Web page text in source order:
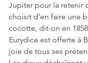
Jupiter pour la retenir
choisit d’en faire une
cocotte, dit-on en
Eurydice est offerte à
joie de tous ses